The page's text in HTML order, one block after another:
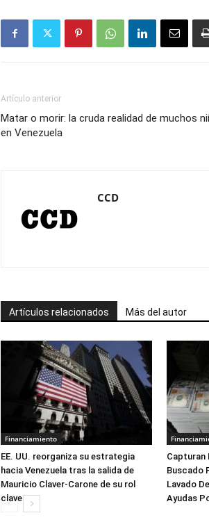
Artículo anterior
Matar o morir: la cruda realidad de muchos
en Venezuela
CCD
Artículos relacionados Más del autor
Financiamiento
EE. UU. reorganiza su estrategia
hacia Venezuela tras la salida de
Mauricio Claver-Carone de su rol
clave
Capturan
Buscado
Lavado
Ayudas